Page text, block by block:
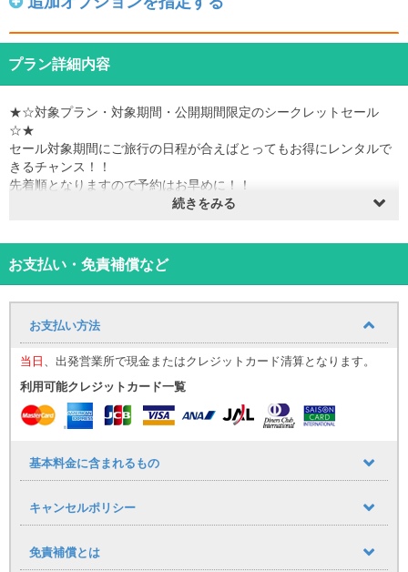
プラン詳細内容
★☆対象プラン・対象期間・公開期間限定のシークレットセール
☆★
セール対象期間にご旅行の日程が合えばとってもお得にレンタルで
きるチャンス！！
先着順となりますので予約はお早めに！！
※予約枠が埋まり次第販売終了となります。
令和7年式 アルファード エグゼクティブラウンジ（ホワイト） 白
革
ンタカーで気軽にご体感いただけます。
ただの移動手段ではなく、乗り込んだ瞬間に外の喧騒をふっと忘れ
させる静けさと、深みある質感に包まれる“プライベートサンクチュ
アリ”へ。
後席には、上質な革に包まれたエグゼクティブシートをゆったり配
置。
ールなど、贅沢を知る大人が求める快適機能を余すことなく搭載。
指先ひとつで姿勢を整え、まるでファーストクラスに乗っているか
静粛性も極めて高く、エンジン音や走行音をほとんど感じさせな
い“静寂の快適性”を実現。
フロントからリヤまで丁寧に磨き上げられた質感は、まさに“移動す
るラグジュアリースイート”。
続きをみる
お支払い・免責補償など
お支払い方法
当日、出発営業所で現金またはクレジットカード清算となります。
利用可能クレジットカード一覧
基本料金に含まれるもの
キャンセルポリシー
免責補償とは